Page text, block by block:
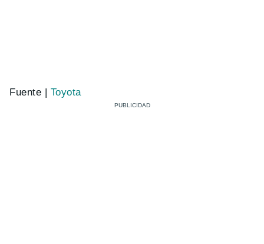
Fuente | Toyota